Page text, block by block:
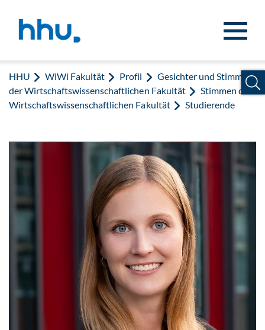
HHU WiWi Fakultät Profil
Gesichter und Stimmen
der Wirtschaftswissenschaftlichen Fakultät
Stimmen der
Wirtschaftswissenschaftlichen Fakultät
Studierende